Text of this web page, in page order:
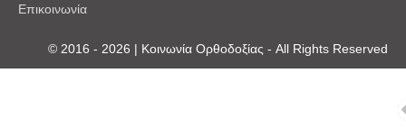
Επικοινωνία
© 2016 - 2026 | Κοινωνία Ορθοδοξίας - All Rights Reserved